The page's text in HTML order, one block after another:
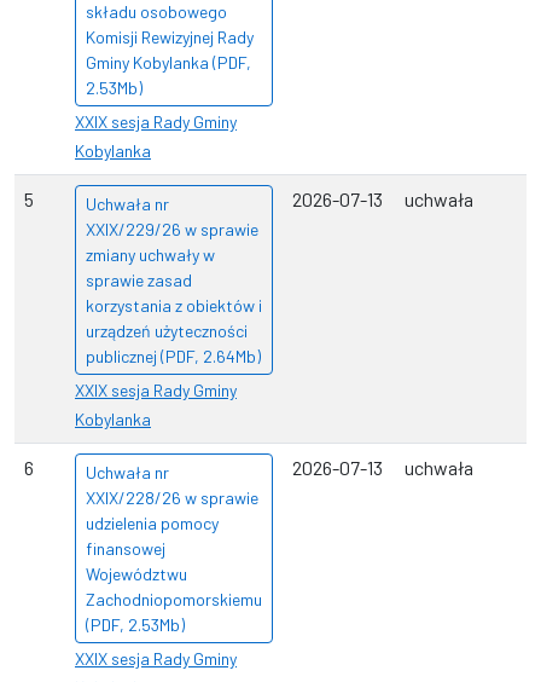
składu osobowego
Komisji Rewizyjnej Rady
Gminy Kobylanka (PDF,
2.53Mb)
XXIX sesja Rady Gminy
Kobylanka
5
Uchwała nr
XXIX/229/26 w sprawie
zmiany uchwały w
sprawie zasad
korzystania z obiektów i
urządzeń użyteczności
publicznej (PDF, 2.64Mb)
XXIX sesja Rady Gminy
Kobylanka
2026-07-13 uchwała
6
Uchwała nr
XXIX/228/26 w sprawie
udzielenia pomocy
finansowej
Województwu
Zachodniopomorskiemu
(PDF, 2.53Mb)
XXIX sesja Rady Gminy
2026-07-13 uchwała